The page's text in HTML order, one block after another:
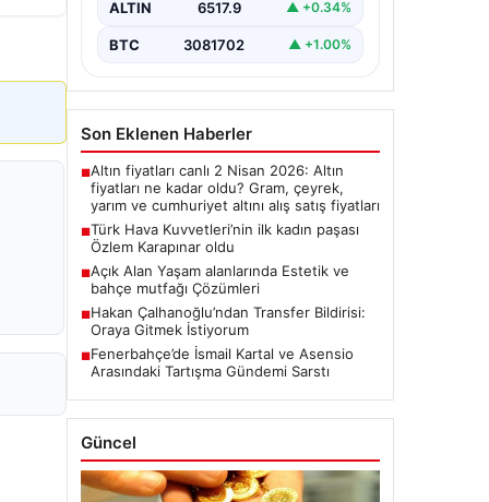
ALTIN 6517.9 ▲ +0.34%
BTC 3081702 ▲ +1.00%
Son Eklenen Haberler
■Altın fiyatları canlı 2 Nisan 2026: Altın
fiyatları ne kadar oldu? Gram, çeyrek,
yarım ve cumhuriyet altını alış satış fiyatları
■Türk Hava Kuvvetleri’nin ilk kadın paşası
Özlem Karapınar oldu
■Açık Alan Yaşam alanlarında Estetik ve
bahçe mutfağı Çözümleri
■Hakan Çalhanoğlu’ndan Transfer Bildirisi:
Oraya Gitmek İstiyorum
■Fenerbahçe’de İsmail Kartal ve Asensio
Arasındaki Tartışma Gündemi Sarstı
Güncel